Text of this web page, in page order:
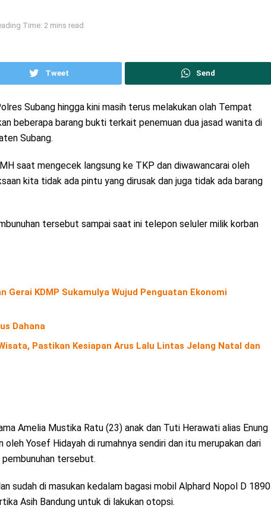
Time: 2 mins read
Tweet Send
Subang hingga kini masih terus melakukan olah Tempat
beberapa barang bukti terkait penemuan dua jasad wanita di
Subang.
saat mengecek langsung ke TKP dan diwawancarai oleh
kita tidak ada pintu yang dirusak dan juga tidak ada barang
tersebut sampai saat ini telepon seluler milik korban
KDMP Sukamulya Wujud Penguatan Ekonomi
Dahana
Pastikan Kesiapan Arus Lalu Lintas Jelang Natal dan
Amelia Mustika Ratu (23) anak dan Tuti Herawati alias Enung
Yosef Hidayah di rumahnya sendiri dan itu merupakan dari
pembunuhan tersebut.
sudah di masukan kedalam bagasi mobil Alphard Nopol D 1890
Asih Bandung untuk di lakukan otopsi.